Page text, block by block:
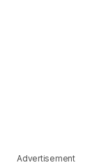
Advertisement